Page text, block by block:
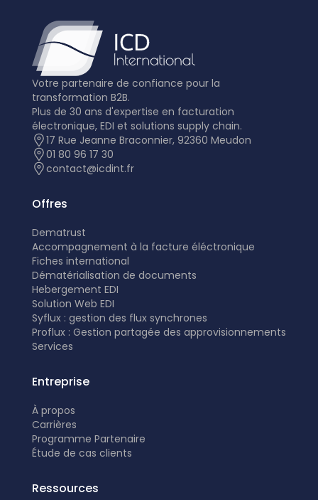
Votre partenaire de confiance pour la
transformation B2B.
Plus de 30 ans d'expertise en facturation
électronique, EDI et solutions supply chain.
17 Rue Jeanne Braconnier, 92360 Meudon
01 80 96 17 30
contact@icdint.fr
Offres
Dematrust
Accompagnement à la facture éléctronique
Fiches international
Dématérialisation de documents
Hebergement EDI
Solution Web EDI
Syflux : gestion des flux synchrones
Proflux : Gestion partagée des approvisionnements
Services
Entreprise
À propos
Carrières
Programme Partenaire
Étude de cas clients
Ressources